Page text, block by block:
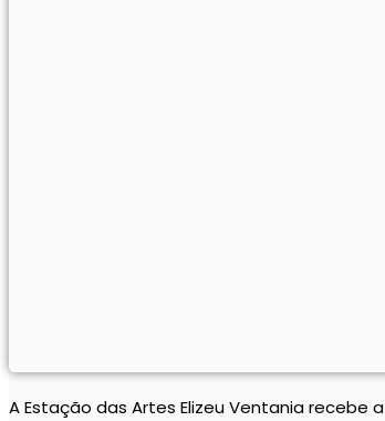
A Estação das Artes Elizeu Ventania